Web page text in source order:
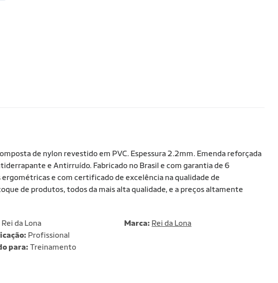
de nylon revestido em PVC. Espessura 2.2mm. Emenda reforçada
e Antirruído. Fabricado no Brasil e com garantia de 6
e com certificado de excelência na qualidade de
de produtos, todos da mais alta qualidade, e a preços altamente
Rei da Lona
Profissional
para: Treinamento
Marca: Rei da Lona